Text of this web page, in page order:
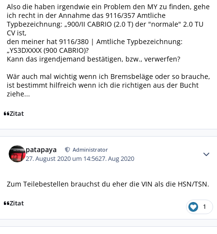
Also die haben irgendwie ein Problem den MY zu finden, gehe
ich recht in der Annahme das 9116/357 Amtliche
Typbezeichnung: „900/II CABRIO (2.0 T) der "normale" 2.0 TU
CV ist,
den meiner hat 9116/380 | Amtliche Typbezeichnung:
„YS3DXXXX (900 CABRIO)?
Kann das irgendjemand bestätigen, bzw., verwerfen?
Wär auch mal wichtig wenn ich Bremsbeläge oder so brauche,
ist bestimmt hilfreich wenn ich die richtigen aus der Bucht
ziehe...
Zitat
patapaya Administrator
27. August 2020 um 14:5627. Aug 2020
Zum Teilebestellen brauchst du eher die VIN als die HSN/TSN.
Zitat 1